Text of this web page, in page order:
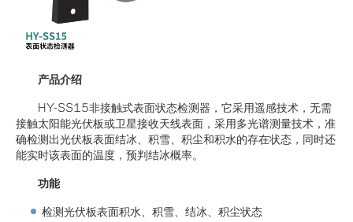
产品介绍
HY-SS15非接触式表面状态检测器，它采用遥感技术，无需
接触太阳能光伏板或卫星接收天线表面，采用多光谱测量技术，准
确检测出光伏板表面结冰、积雪、积尘和积水的存在状态，同时还
能实时该表面的温度，预判结冰概率。
功能
检测光伏板表面积水、积雪、结冰、积尘状态